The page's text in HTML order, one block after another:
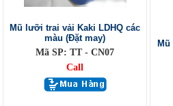
Mũ lưỡi trai vải Kaki LDHQ các
màu (Đặt may)
Mã SP: TT - CN07
Call